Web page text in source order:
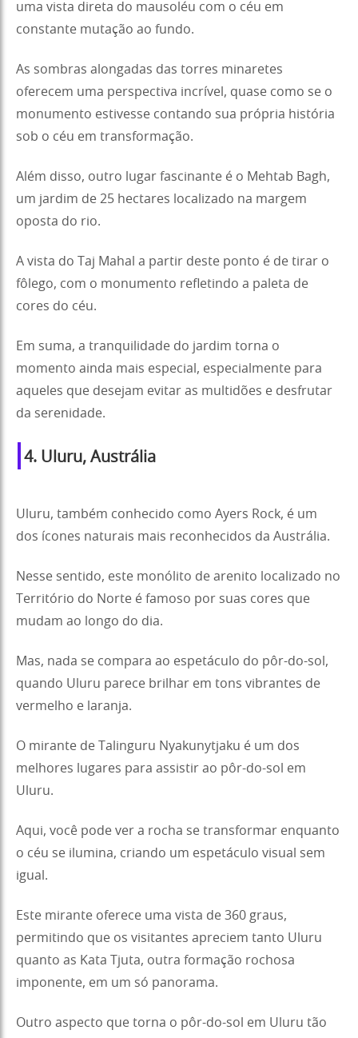
uma vista direta do mausoléu com o céu em
constante mutação ao fundo.
As sombras alongadas das torres minaretes
oferecem uma perspectiva incrível, quase como se o
monumento estivesse contando sua própria história
sob o céu em transformação.
Além disso, outro lugar fascinante é o Mehtab Bagh,
um jardim de 25 hectares localizado na margem
oposta do rio.
A vista do Taj Mahal a partir deste ponto é de tirar o
fôlego, com o monumento refletindo a paleta de
cores do céu.
Em suma, a tranquilidade do jardim torna o
momento ainda mais especial, especialmente para
aqueles que desejam evitar as multidões e desfrutar
da serenidade.
4. Uluru, Austrália
Uluru, também conhecido como Ayers Rock, é um
dos ícones naturais mais reconhecidos da Austrália.
Nesse sentido, este monólito de arenito localizado no
Território do Norte é famoso por suas cores que
mudam ao longo do dia.
Mas, nada se compara ao espetáculo do pôr-do-sol,
quando Uluru parece brilhar em tons vibrantes de
vermelho e laranja.
O mirante de Talinguru Nyakunytjaku é um dos
melhores lugares para assistir ao pôr-do-sol em
Uluru.
Aqui, você pode ver a rocha se transformar enquanto
o céu se ilumina, criando um espetáculo visual sem
igual.
Este mirante oferece uma vista de 360 graus,
permitindo que os visitantes apreciem tanto Uluru
quanto as Kata Tjuta, outra formação rochosa
imponente, em um só panorama.
Outro aspecto que torna o pôr-do-sol em Uluru tão